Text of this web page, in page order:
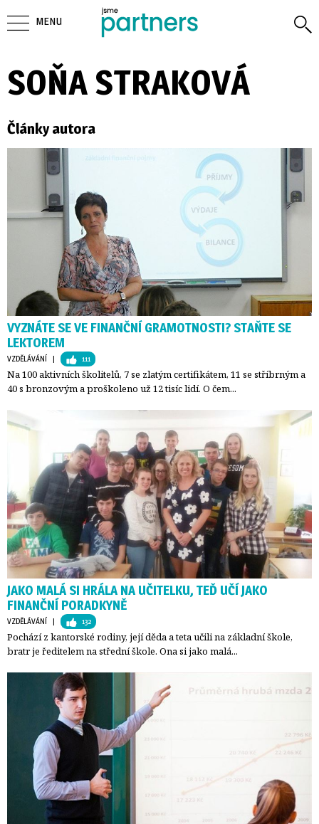
SOŇA STRAKOVÁ
Články autora
VYZNÁTE SE VE FINANČNÍ GRAMOTNOSTI? STAŇTE SE
LEKTOREM
VZDĚLÁVÁNÍ | 111
Na 100 aktivních školitelů, 7 se zlatým certifikátem, 11 se stříbrným a
40 s bronzovým a proškoleno už 12 tisíc lidí. O čem...
JAKO MALÁ SI HRÁLA NA UČITELKU, TEĎ UČÍ JAKO
FINANČNÍ PORADKYNĚ
VZDĚLÁVÁNÍ | 132
Pochází z kantorské rodiny, její děda a teta učili na základní škole,
bratr je ředitelem na střední škole. Ona si jako malá...
MENU